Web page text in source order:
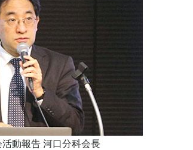
動報告 河口分科会長